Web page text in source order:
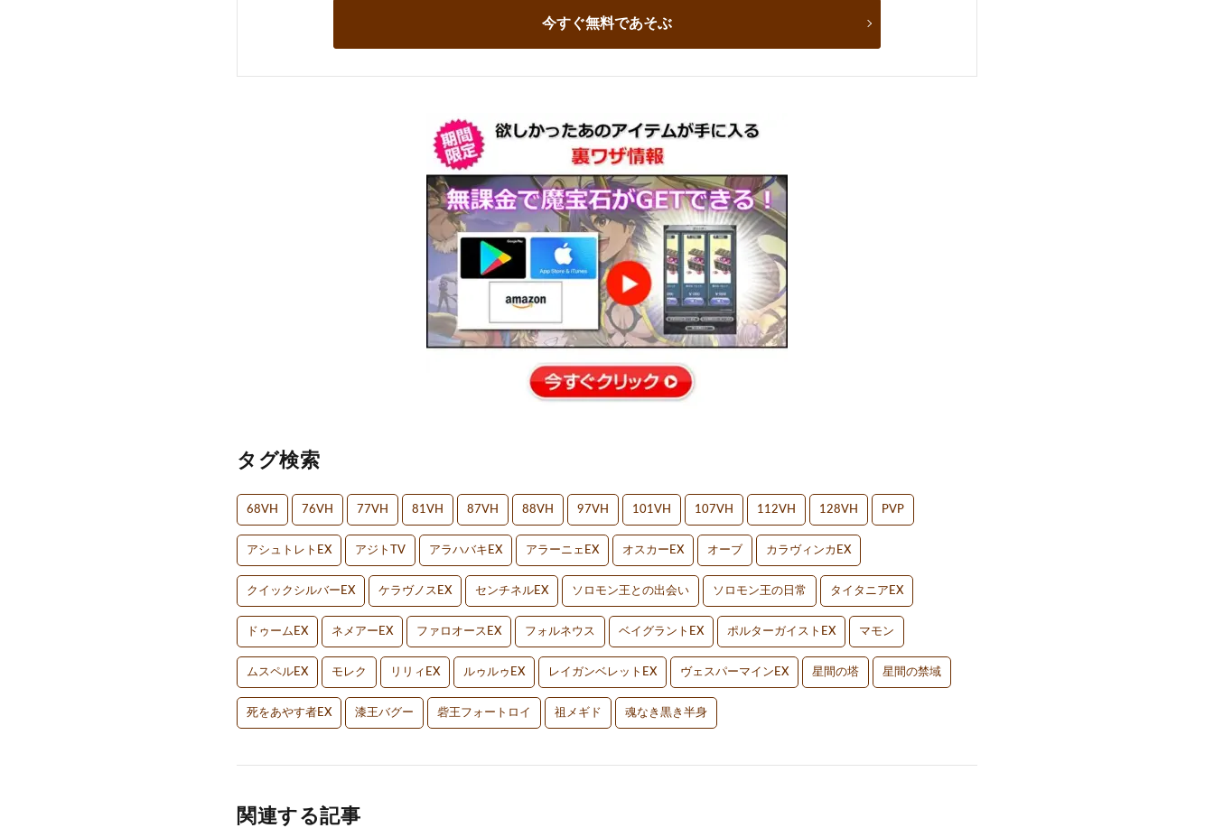
今すぐ無料であそぶ
タグ検索
68VH 76VH 77VH 81VH 87VH 88VH 97VH 101VH 107VH 112VH 128VH PVP
アシュトレトEX アジトTV アラハバキEX アラーニェEX オスカーEX オーブ カラヴィンカEX
クイックシルバーEX ケラヴノスEX センチネルEX ソロモン王との出会い ソロモン王の日常 タイタニアEX
ドゥームEX ネメアーEX ファロオースEX フォルネウス ベイグラントEX ポルターガイストEX マモン
ムスペルEX モレク リリィEX ルゥルゥEX レイガンベレットEX ヴェスパーマインEX 星間の塔 星間の禁域
死をあやす者EX 漆王バグー 砦王フォートロイ 祖メギド 魂なき黒き半身
関連する記事